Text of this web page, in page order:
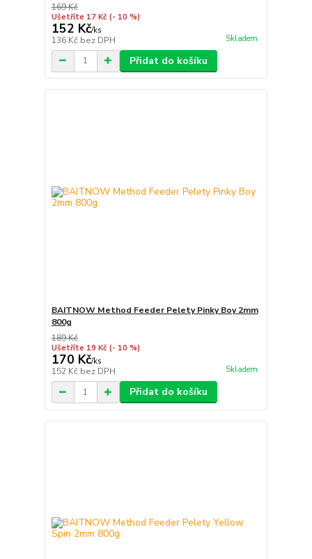
169 Kč
Ušetříte 17 Kč (- 10 %)
152 Kč/ks
136 Kč bez DPH Skladem
Přidat do košíku
BAITNOW Method Feeder Pelety Pinky Boy 2mm
800g
189 Kč
Ušetříte 19 Kč (- 10 %)
170 Kč/ks
152 Kč bez DPH Skladem
Přidat do košíku